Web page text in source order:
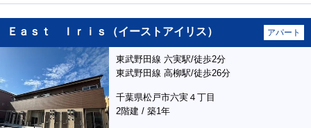
Ｅａｓｔ Ｉｒｉｓ（イーストアイリス） アパート
東武野田線 六実駅/徒歩2分
東武野田線 高柳駅/徒歩26分
千葉県松戸市六実４丁目
2階建 / 築1年